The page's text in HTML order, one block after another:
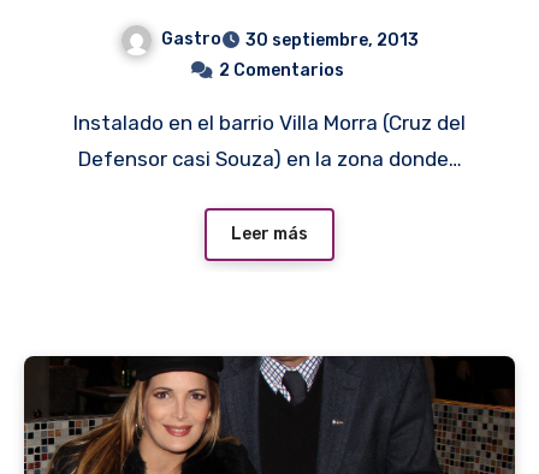
Gastro
30 septiembre, 2013
2 Comentarios
Instalado en el barrio Villa Morra (Cruz del
Defensor casi Souza) en la zona donde…
Leer más